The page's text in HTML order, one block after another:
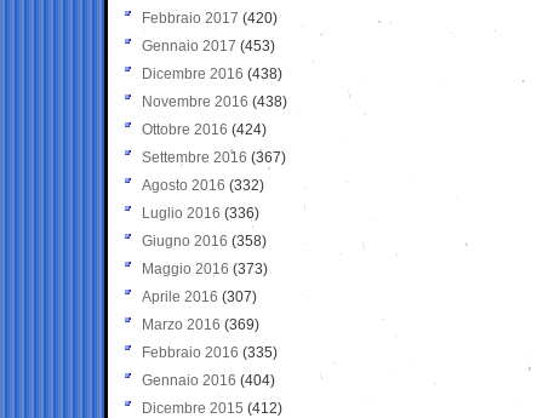
Febbraio 2017 (420)
Gennaio 2017 (453)
Dicembre 2016 (438)
Novembre 2016 (438)
Ottobre 2016 (424)
Settembre 2016 (367)
Agosto 2016 (332)
Luglio 2016 (336)
Giugno 2016 (358)
Maggio 2016 (373)
Aprile 2016 (307)
Marzo 2016 (369)
Febbraio 2016 (335)
Gennaio 2016 (404)
Dicembre 2015 (412)